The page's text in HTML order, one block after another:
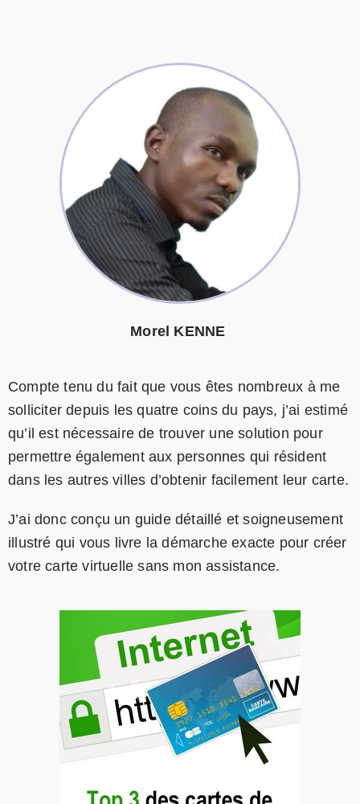
Morel KENNE
Compte tenu du fait que vous êtes nombreux à me
solliciter depuis les quatre coins du pays, j’ai estimé
qu’il est nécessaire de trouver une solution pour
permettre également aux personnes qui résident
dans les autres villes d’obtenir facilement leur carte.
J’ai donc conçu un guide détaillé et soigneusement
illustré qui vous livre la démarche exacte pour créer
votre carte virtuelle sans mon assistance.